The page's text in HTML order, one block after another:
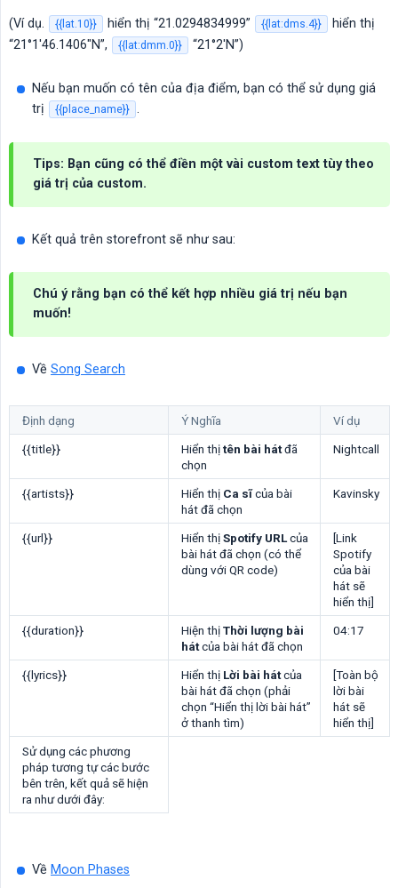
(Ví dụ. {{lat.10}} hiển thị “21.0294834999” {{lat:dms.4}}
hiển thị
“21°1'46.1406"N”,
{{lat:dmm.0}} “21°2'N”)
Nếu bạn muốn có tên của địa điểm, bạn có thể sử dụng giá
trị
{{place_name}} .
Tips: Bạn cũng có thể điền một vài custom text tùy theo
giá trị của custom.
Kết quả trên storefront sẽ như sau:
Chú ý rằng bạn có thể kết hợp nhiều giá trị nếu bạn
muốn!
Về Song Search
Định dạng Ý Nghĩa
Ví dụ
{{title}}
Hiển thịtên bài hátđã
chọn
Nightcall
{{artists}} Hiển thị Ca sĩcủa bài
hát đã chọn
Kavinsky
{{url}} Hiển thịSpotify URLcủa
bài hát đã chọn (có thể
dùng với QR code)
[Link
Spotify
của bài
hát sẽ
hiển thị]
{{duration}}
Hiện thịThời lượng bài
hátcủa bài hát đã chọn
04:17
{{lyrics}} Hiển thị Lời bài hátcủa
bài hát đã chọn (phải
chọn “Hiển thị lời bài hát”
ở thanh tìm)
[Toàn bộ
lời bài
hát sẽ
hiển thị]
Sử dụng các phương
pháp tương tự các bước
bên trên, kết quả sẽ hiện
ra như dưới đây:
Về Moon Phases